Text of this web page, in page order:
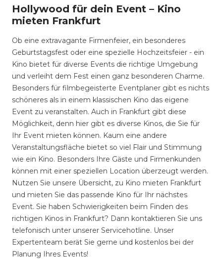
Hollywood für dein Event – Kino
mieten Frankfurt
Ob eine extravagante Firmenfeier, ein besonderes
Geburtstagsfest oder eine spezielle Hochzeitsfeier - ein
Kino bietet für diverse Events die richtige Umgebung
und verleiht dem Fest einen ganz besonderen Charme.
Besonders für filmbegeisterte Eventplaner gibt es nichts
schöneres als in einem klassischen Kino das eigene
Event zu veranstalten. Auch in Frankfurt gibt diese
Möglichkeit, denn hier gibt es diverse Kinos, die Sie für
Ihr Event mieten können. Kaum eine andere
Veranstaltungsfläche bietet so viel Flair und Stimmung
wie ein Kino. Besonders Ihre Gäste und Firmenkunden
können mit einer speziellen Location überzeugt werden.
Nutzen Sie unsere Übersicht, zu Kino mieten Frankfurt
und mieten Sie das passende Kino für Ihr nächstes
Event. Sie haben Schwierigkeiten beim Finden des
richtigen Kinos in Frankfurt? Dann kontaktieren Sie uns
telefonisch unter unserer Servicehotline. Unser
Expertenteam berät Sie gerne und kostenlos bei der
Planung Ihres Events!